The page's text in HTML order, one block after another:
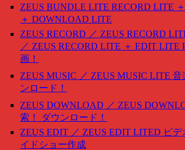
ZEUS BUNDLE LITE RECORD LITE
＋ DOWNLOAD LITE
ZEUS RECORD ／ ZEUS RECORD
／ ZEUS RECORD LITE ＋ EDIT LITE
画！
ZEUS MUSIC ／ ZEUS MUSIC LITE 音
ンロード！
ZEUS DOWNLOAD ／ ZEUS
索！ ダウンロード！
ZEUS EDIT ／ ZEUS EDIT LITED ビ
イドショー作成